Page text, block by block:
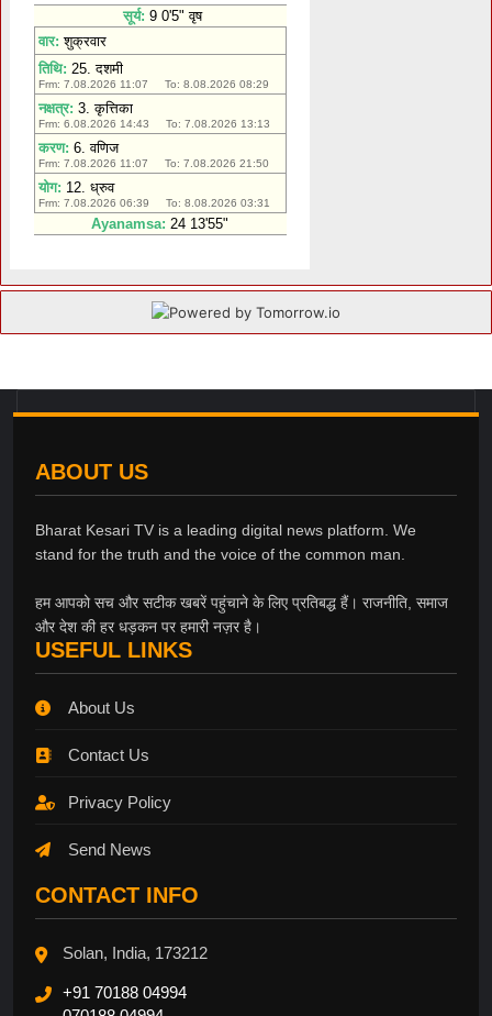
ABOUT US
Bharat Kesari TV is a leading digital news platform. We
stand for the truth and the voice of the common man.
हम आपको सच और सटीक खबरें पहुंचाने के लिए प्रतिबद्ध हैं। राजनीति, समाज
और देश की हर धड़कन पर हमारी नज़र है।
USEFUL LINKS
About Us
Contact Us
Privacy Policy
Send News
CONTACT INFO
Solan, India, 173212
+91 70188 04994